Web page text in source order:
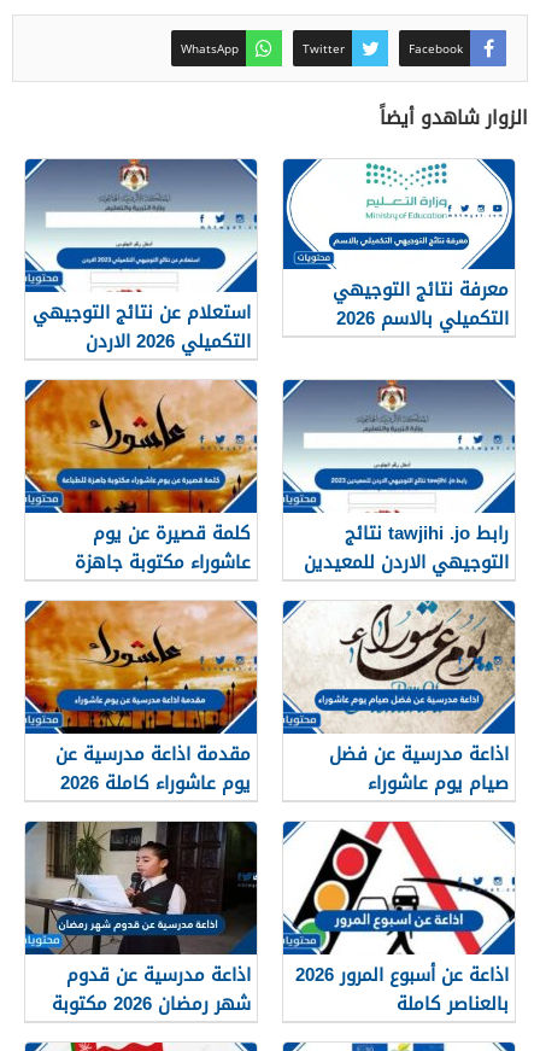
Facebook
Twitter
WhatsApp
الزوار شاهدو أيضاً
معرفة نتائج التوجيهي
التكميلي بالاسم 2026
استعلام عن نتائج التوجيهي
التكميلي 2026 الاردن
رابط tawjihi .jo نتائج
التوجيهي الاردن للمعيدين
2026
كلمة قصيرة عن يوم
عاشوراء مكتوبة جاهزة
للطباعة 1448
اذاعة مدرسية عن فضل
صيام يوم عاشوراء
مقدمة اذاعة مدرسية عن
يوم عاشوراء كاملة 2026
اذاعة عن أسبوع المرور 2026
بالعناصر كاملة
اذاعة مدرسية عن قدوم
شهر رمضان 2026 مكتوبة
ومميزة